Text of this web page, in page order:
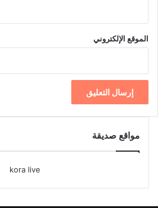
الموقع الإلكتروني
مواقع صديقة
kora live